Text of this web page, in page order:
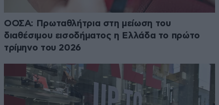
ΟΟΣΑ: Πρωταθλήτρια στη μείωση του
διαθέσιμου εισοδήματος η Ελλάδα το πρώτο
τρίμηνο του 2026